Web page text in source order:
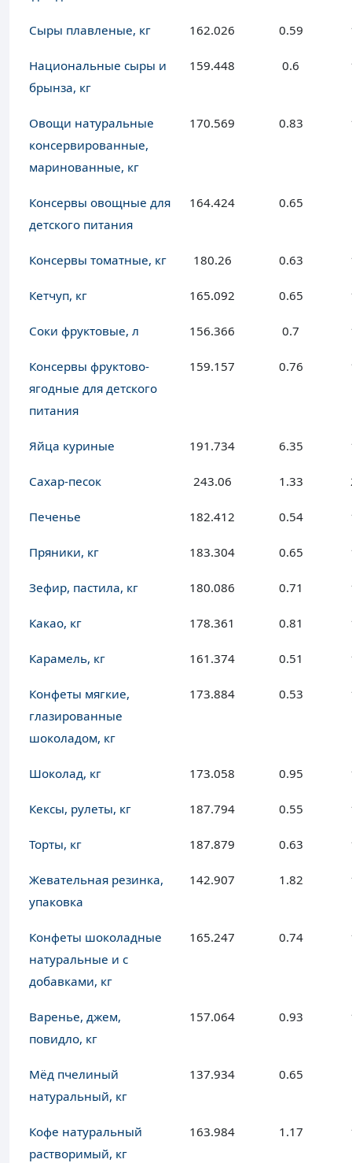
Сыры плавленые, кг 162.026 0.59
Национальные сыры и
брынза, кг
159.448 0.6
Овощи натуральные
консервированные,
маринованные, кг
170.569 0.83
Консервы овощные для
детского питания
164.424 0.65
Консервы томатные, кг 180.26 0.63
Кетчуп, кг 165.092 0.65
Соки фруктовые, л 156.366 0.7
Консервы фруктово-
ягодные для детского
питания
159.157 0.76
Яйца куриные 191.734 6.35
Сахар-песок 243.06 1.33
Печенье 182.412 0.54
Пряники, кг 183.304 0.65
Зефир, пастила, кг 180.086 0.71
Какао, кг 178.361 0.81
Карамель, кг 161.374 0.51
Конфеты мягкие,
глазированные
шоколадом, кг
173.884 0.53
Шоколад, кг 173.058 0.95
Кексы, рулеты, кг 187.794 0.55
Торты, кг 187.879 0.63
Жевательная резинка,
упаковка
142.907 1.82
Конфеты шоколадные
натуральные и с
добавками, кг
165.247 0.74
Варенье, джем,
повидло, кг
157.064 0.93
Мёд пчелиный
натуральный, кг
137.934 0.65
Кофе натуральный
растворимый, кг
163.984 1.17